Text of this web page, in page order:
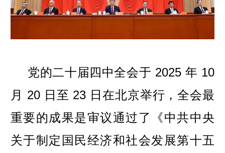
党的二十届四中全会于 2025 年 10
月 20 日至 23 日在北京举行，全会最
重要的成果是审议通过了《中共中央
关于制定国民经济和社会发展第十五